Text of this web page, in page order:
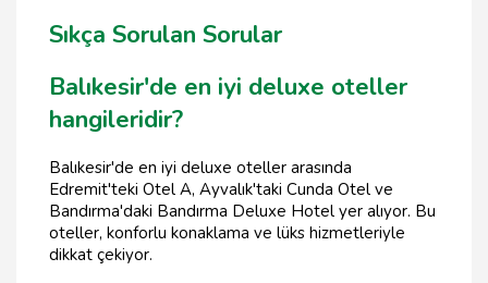
Sıkça Sorulan Sorular
Balıkesir'de en iyi deluxe oteller
hangileridir?
Balıkesir'de en iyi deluxe oteller arasında
Edremit'teki Otel A, Ayvalık'taki Cunda Otel ve
Bandırma'daki Bandırma Deluxe Hotel yer alıyor. Bu
oteller, konforlu konaklama ve lüks hizmetleriyle
dikkat çekiyor.